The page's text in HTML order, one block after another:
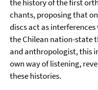
the history of the first
chants, proposing that
discs act as
the Chilean nation-state
and anthropologist, this
own way of listening,
these histories.